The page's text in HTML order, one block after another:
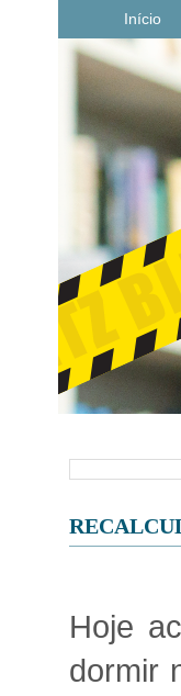
Início
Hoje
dormir